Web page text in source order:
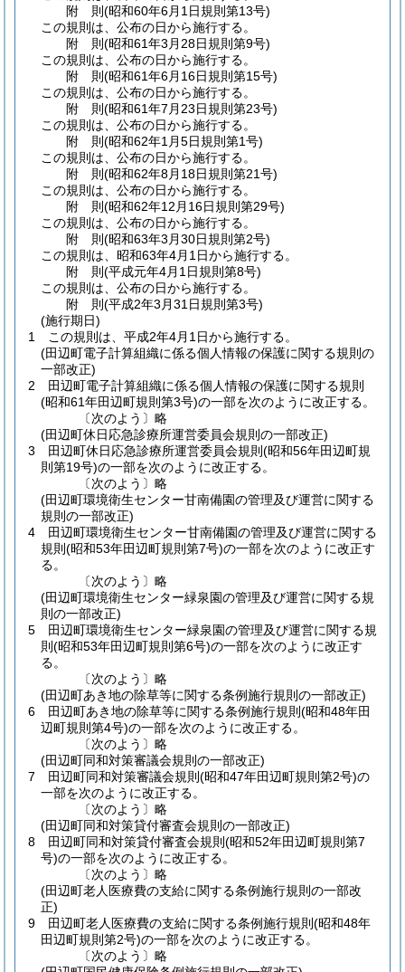
附 則(昭和60年6月1日規則第13号)
この規則は、公布の日から施行する。
附 則(昭和61年3月28日規則第9号)
この規則は、公布の日から施行する。
附 則(昭和61年6月16日規則第15号)
この規則は、公布の日から施行する。
附 則(昭和61年7月23日規則第23号)
この規則は、公布の日から施行する。
附 則(昭和62年1月5日規則第1号)
この規則は、公布の日から施行する。
附 則(昭和62年8月18日規則第21号)
この規則は、公布の日から施行する。
附 則(昭和62年12月16日規則第29号)
この規則は、公布の日から施行する。
附 則(昭和63年3月30日規則第2号)
この規則は、昭和63年4月1日から施行する。
附 則(平成元年4月1日規則第8号)
この規則は、公布の日から施行する。
附 則(平成2年3月31日規則第3号)
(施行期日)
1
この規則は、平成2年4月1日から施行する。
(田辺町電子計算組織に係る個人情報の保護に関する規則の
一部改正)
2
田辺町電子計算組織に係る個人情報の保護に関する規則
(昭和61年田辺町規則第3号)の一部を次のように改正する。
〔次のよう〕略
(田辺町休日応急診療所運営委員会規則の一部改正)
3
田辺町休日応急診療所運営委員会規則 (昭和56年田辺町規
則第19号)の一部を次のように改正する。
〔次のよう〕略
(田辺町環境衛生センター甘南備園の管理及び運営に関する
規則の一部改正)
4
田辺町環境衛生センター甘南備園の管理及び運営に関する
規則 (昭和53年田辺町規則第7号)の一部を次のように改正す
る。
〔次のよう〕略
(田辺町環境衛生センター緑泉園の管理及び運営に関する規
則の一部改正)
5
田辺町環境衛生センター緑泉園の管理及び運営に関する規
則 (昭和53年田辺町規則第6号)の一部を次のように改正す
る。
〔次のよう〕略
(田辺町あき地の除草等に関する条例施行規則の一部改正)
6
田辺町あき地の除草等に関する条例施行規則 (昭和48年田
辺町規則第4号)の一部を次のように改正する。
〔次のよう〕略
(田辺町同和対策審議会規則の一部改正)
7
田辺町同和対策審議会規則 (昭和47年田辺町規則第2号)の
一部を次のように改正する。
〔次のよう〕略
(田辺町同和対策貸付審査会規則の一部改正)
8
田辺町同和対策貸付審査会規則 (昭和52年田辺町規則第7
号)の一部を次のように改正する。
〔次のよう〕略
(田辺町老人医療費の支給に関する条例施行規則の一部改
正)
9
田辺町老人医療費の支給に関する条例施行規則 (昭和48年
田辺町規則第2号)の一部を次のように改正する。
〔次のよう〕略